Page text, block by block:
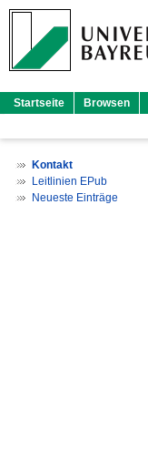
Startseite Browsen
Kontakt
Leitlinien EPub
Neueste Einträge